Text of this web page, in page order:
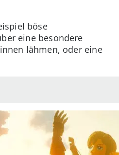
böse
eine besondere
lähmen, oder eine